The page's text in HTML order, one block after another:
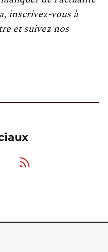
inscrivez-vous à
et suivez nos
Github